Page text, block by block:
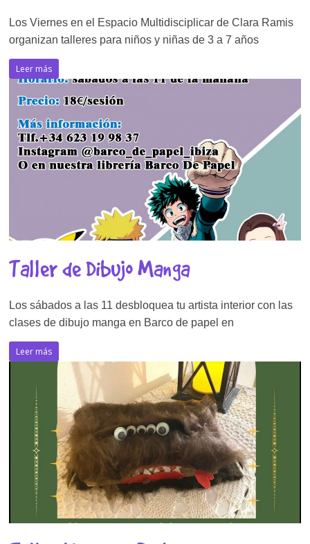
Los Viernes en el Espacio Multidisciplicar de Clara Ramis
organizan talleres para niños y niñas de 3 a 7 años
Leer más
Taller de Dibujo Manga
Los sábados a las 11 desbloquea tu artista interior con las
clases de dibujo manga en Barco de papel en
Leer más